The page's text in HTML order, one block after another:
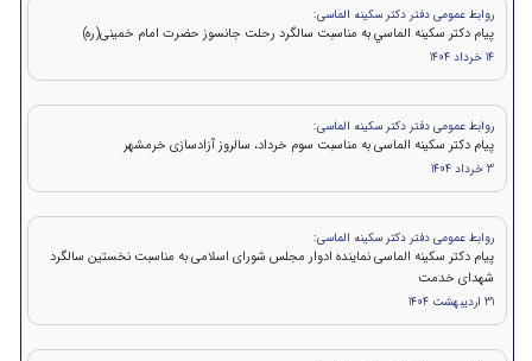
روابط عمومی دفتر دکتر سکینه الماسی:
پيام دکتر سكينه الماسي به مناسبت سالگرد رحلت جانسوز حضرت امام خمينی(ره)
14 خرداد 1404
روابط عمومی دفتر دکتر سکینه الماسی:
پیام دکتر سکینه الماسی به مناسبت سوم خرداد، سالروز آزادسازی خرمشهر
3 خرداد 1404
روابط عمومی دفتر دکتر سکینه الماسی:
پیام دکتر سکینه الماسی نماینده ادوار مجلس شورای اسلامی به مناسبت نخستین سالگرد
شهدای خدمت
31 اردیبهشت 1404